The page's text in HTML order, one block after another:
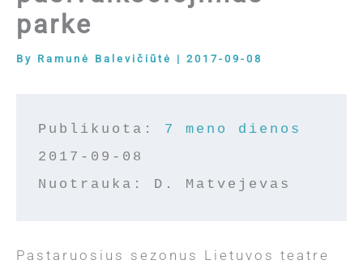
parke
By Ramunė Balevičiūtė | 2017-09-08
Publikuota: 7 meno dienos
2017-09-08
Nuotrauka: D. Matvejevas
Pastaruosius sezonus Lietuvos teatre